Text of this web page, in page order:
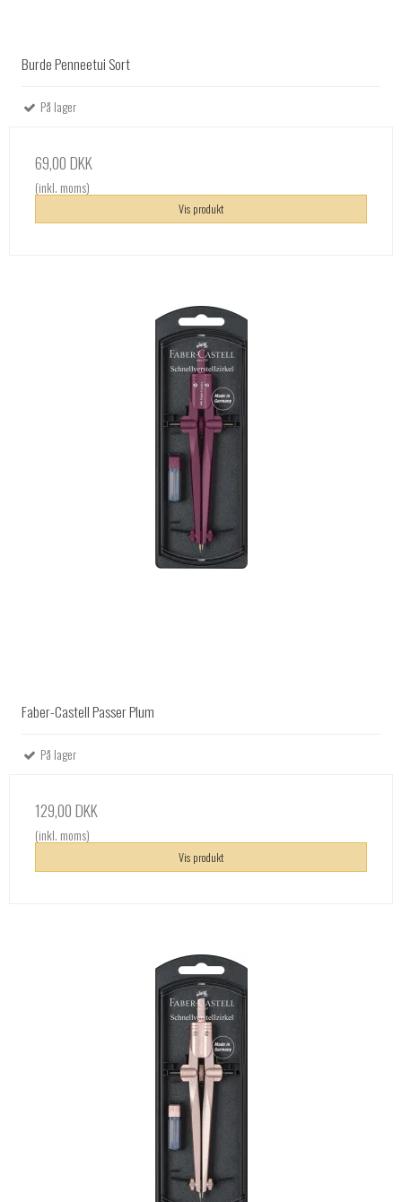
Burde Penneetui Sort
På lager
69,00 DKK
(inkl. moms)
Vis produkt
Faber-Castell Passer Plum
På lager
129,00 DKK
(inkl. moms)
Vis produkt